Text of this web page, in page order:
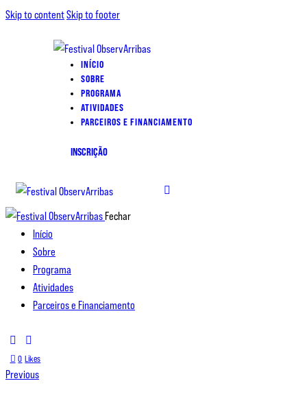
Skip to contentSkip to footer
INÍCIO
SOBRE
PROGRAMA
ATIVIDADES
PARCEIROS E FINANCIAMENTO
INSCRIÇÃO
Fechar
Início
Sobre
Programa
Atividades
Parceiros e Financiamento
0 Likes
Previous